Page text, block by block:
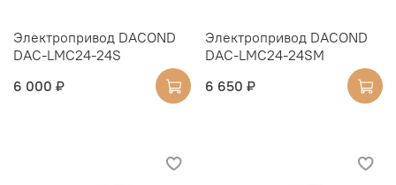
Электропривод DACOND
DAC-LMC24-24S
6 000 ₽
Электропривод DACOND
DAC-LMC24-24SM
6 650 ₽